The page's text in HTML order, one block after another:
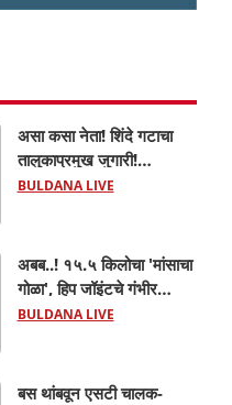
असा कसा नेता! शिंदे गटाचा
तालुकाप्रमुख जुगारी!
खामगावात तालुकाप्रमुखांच्या
गेला तालुकाप्रमुख; पण ६
जणांना साडेआठ लाखांच्या
मुद्देमालासह पकडले.....
BULDANA LIVE
अबब..! १५.५ किलोचा 'मांसाचा
गोळा', हिप जॉइंटचे गंभीर
फ्रॅक्चर अन् मृत्यूशी झुंज...
BULDANA LIVE
बस थांबवून एसटी चालक-